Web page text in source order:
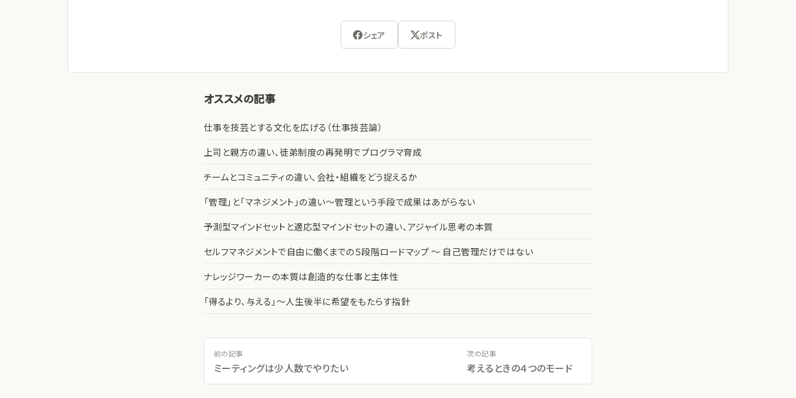
シェア ポスト
オススメの記事
仕事を技芸とする文化を広げる（仕事技芸論）
上司と親方の違い、徒弟制度の再発明でプログラマ育成
チームとコミュニティの違い、会社・組織をどう捉えるか
「管理」と「マネジメント」の違い〜管理という手段で成果はあがらない
予測型マインドセットと適応型マインドセットの違い、アジャイル思考の本質
セルフマネジメントで自由に働くまでの５段階ロードマップ 〜 自己管理だけではない
ナレッジワーカーの本質は創造的な仕事と主体性
「得るより、与える」〜人生後半に希望をもたらす指針
前の記事
ミーティングは少人数でやりたい
次の記事
考えるときの４つのモード